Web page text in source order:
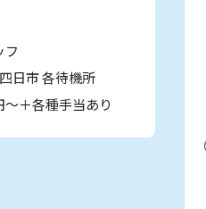
フ
日市 各待機所
＋各種手当あり